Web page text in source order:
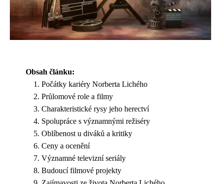
Obsah článku:
Počátky kariéry Norberta Lichého
Průlomové role a filmy
Charakteristické rysy jeho herectví
Spolupráce s významnými režiséry
Oblíbenost u diváků a kritiky
Ceny a ocenění
Významné televizní seriály
Budoucí filmové projekty